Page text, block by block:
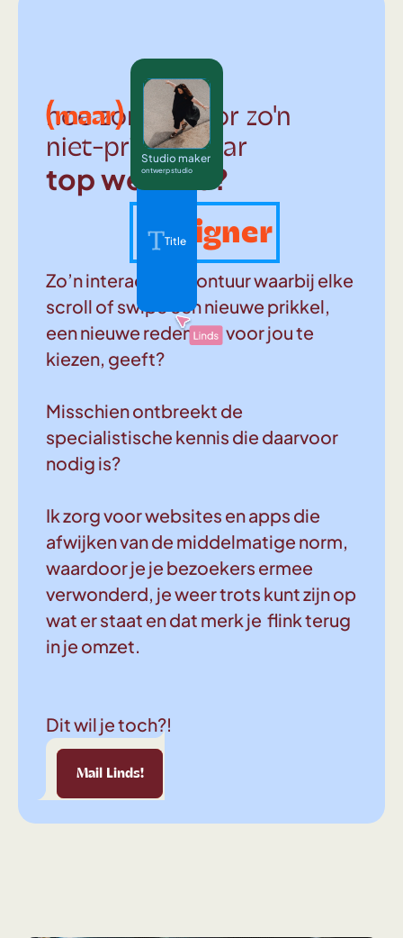
(maar)
hoe zorg je voor zo'n
niet-prima-maar
top website?
Designer
Title
Studio maker
ontwerp studio
Zo’n interactief avontuur waarbij elke
scroll of swipe een nieuwe prikkel,
een nieuwe reden om voor jou te
kiezen, geeft?
Misschien ontbreekt de
specialistische kennis die daarvoor
nodig is?
Ik zorg voor websites en apps die
afwijken van de middelmatige norm,
waardoor je je bezoekers ermee
verwonderd, je weer trots kunt zijn op
wat er staat en dat merk je flink terug
in je omzet.
Dit wil je toch?!
Mail Linds!
Mail Linds! Mail Linds!